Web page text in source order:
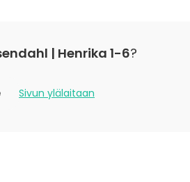
| Henrika 1-6?
Sivun ylälaitaan